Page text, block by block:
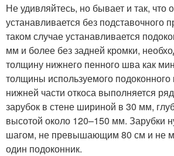
Не удивляйтесь, но бывает и так, что
устанавливается без подставочного
таком случае устанавливается
мм и более без задней кромки,
толщину нижнего пенного шва как
толщины используемого
нижней части откоса выполняется
зарубок в стене шириной в 30 мм,
высотой около 120–150 мм. Зарубки
шагом, не превышающим 80 см и не
один подоконник.